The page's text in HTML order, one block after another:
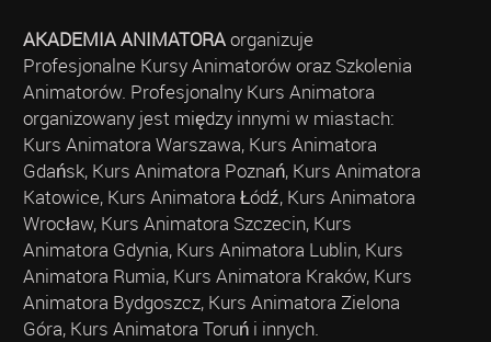
AKADEMIA ANIMATORAorganizuje
Profesjonalne Kursy Animatorów oraz Szkolenia
Animatorów. Profesjonalny Kurs Animatora
organizowany jest między innymi w miastach:
Kurs Animatora Warszawa, Kurs Animatora
Gdańsk, Kurs Animatora Poznań, Kurs Animatora
Katowice, Kurs Animatora Łódź, Kurs Animatora
Wrocław, Kurs Animatora Szczecin, Kurs
Animatora Gdynia, Kurs Animatora Lublin, Kurs
Animatora Rumia, Kurs Animatora Kraków, Kurs
Animatora Bydgoszcz, Kurs Animatora Zielona
Góra, Kurs Animatora Toruń i innych.